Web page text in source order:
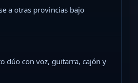
a otras provincias bajo
dúo con voz, guitarra, cajón y